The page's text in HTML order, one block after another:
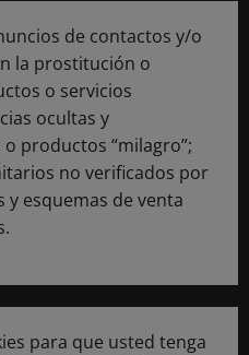
de contactos y/o
la prostitución o
o servicios
ocultas y
productos “milagro”;
no verificados por
esquemas de venta
para que usted tenga